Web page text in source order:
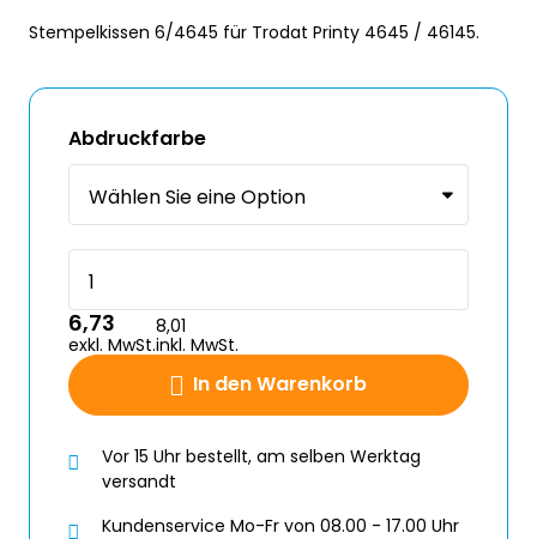
Stempelkissen 6/4645 für Trodat Printy 4645 / 46145.
Abdruckfarbe
In den Warenkorb
6,73
exkl. MwSt.
8,01
inkl. MwSt.
Vor 15 Uhr bestellt, am selben Werktag
versandt
Kundenservice Mo-Fr von 08.00 - 17.00 Uhr